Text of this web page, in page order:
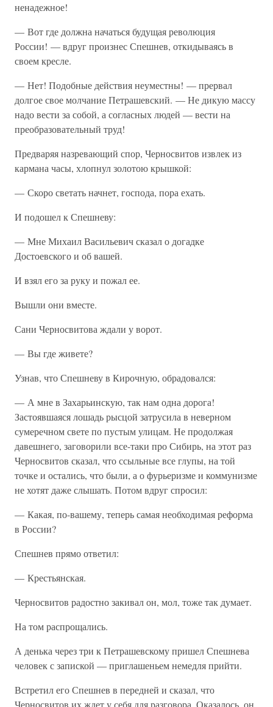
ненадежное!
— Вот где должна начаться будущая революция
России! — вдруг произнес Спешнев, откидываясь в
своем кресле.
— Нет! Подобные действия неуместны! — прервал
долгое свое молчание Петрашевский. — Не дикую массу
надо вести за собой, а согласных людей — вести на
преобразовательный труд!
Предваряя назревающий спор, Черносвитов извлек из
кармана часы, хлопнул золотою крышкой:
— Скоро светать начнет, господа, пора ехать.
И подошел к Спешневу:
— Мне Михаил Васильевич сказал о догадке
Достоевского и об вашей.
И взял его за руку и пожал ее.
Вышли они вместе.
Сани Черносвитова ждали у ворот.
— Вы где живете?
Узнав, что Спешневу в Кирочную, обрадовался:
— А мне в Захарьинскую, так нам одна дорога!
Застоявшаяся лошадь рысцой затрусила в неверном
сумеречном свете по пустым улицам. Не продолжая
давешнего, заговорили все-таки про Сибирь, на этот раз
Черносвитов сказал, что ссыльные все глупы, на той
точке и остались, что были, а о фурьеризме и коммунизме
не хотят даже слышать. Потом вдруг спросил:
— Какая, по-вашему, теперь самая необходимая реформа
в России?
Спешнев прямо ответил:
— Крестьянская.
Черносвитов радостно закивал он, мол, тоже так думает.
На том распрощались.
А денька через три к Петрашевскому пришел Спешнева
человек с запиской — приглашеньем немедля прийти.
Встретил его Спешнев в передней и сказал, что
Черносвитов их ждет у себя для разговора. Оказалось, он